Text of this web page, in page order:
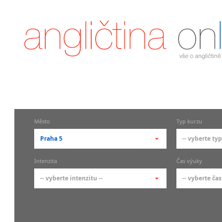
Město
Praha 5
-- vyberte město --
pražské městské části
Typ kurzu
-- vyberte
-- vyberte
Intenzita
-- vyberte intenzitu --
Čas výuky
-- vyberte